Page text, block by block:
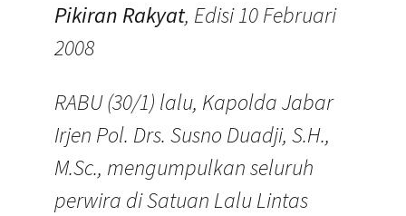
Pikiran Rakyat, Edisi 10 Februari
2008
RABU (30/1) lalu, Kapolda Jabar
Irjen Pol. Drs. Susno Duadji, S.H.,
M.Sc., mengumpulkan seluruh
perwira di Satuan Lalu Lintas